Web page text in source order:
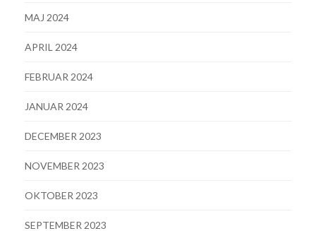
MAJ 2024
APRIL 2024
FEBRUAR 2024
JANUAR 2024
DECEMBER 2023
NOVEMBER 2023
OKTOBER 2023
SEPTEMBER 2023